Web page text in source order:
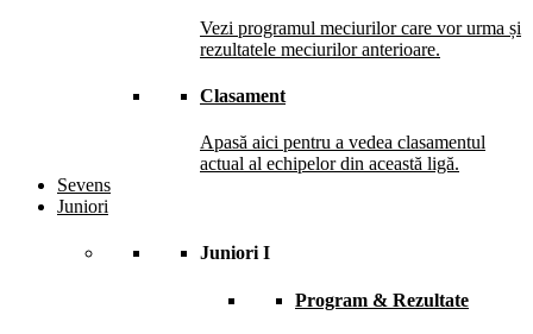
Vezi programul meciurilor care vor urma și
rezultatele meciurilor anterioare.
Clasament
Apasă aici pentru a vedea clasamentul
actual al echipelor din această ligă.
Sevens
Juniori
Juniori I
Program & Rezultate